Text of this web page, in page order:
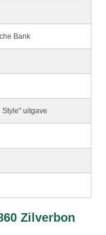
Bank
Style" uitgave
Zilverbon